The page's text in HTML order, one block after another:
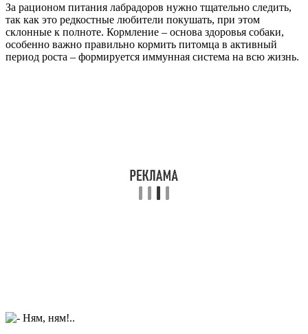
За рационом питания лабрадоров нужно тщательно следить,
так как это редкостные любители покушать, при этом
склонные к полноте. Кормление – основа здоровья собаки,
особенно важно правильно кормить питомца в активный
период роста – формируется иммунная система на всю жизнь.